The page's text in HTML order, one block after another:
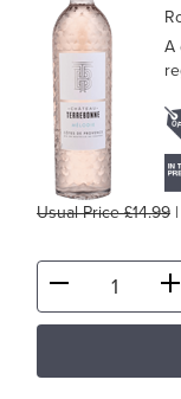
A
Usual Price £14.99 |